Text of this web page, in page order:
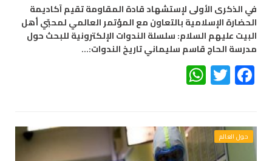
في الذكرى الأولى لإستشهاد قادة المقاومة تقيم آکادیمة
الحضارة الإسلامیة بالتعاون مع المؤتمر العالمي لمحبّي أهل
البيت عليهم السلام: سلسلة الندوات الإلكترونية للبحث حول
مدرسة الحاج قاسم سليماني تاريخ الندوات:…
Facebook
Twitter
حول العالم